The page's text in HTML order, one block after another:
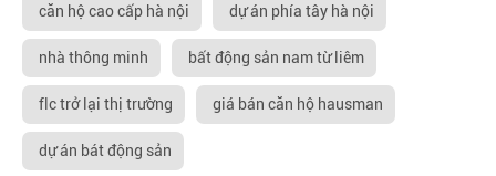
căn hộ cao cấp hà nội dự án phía tây hà nội
nhà thông minh bất động sản nam từ liêm
flc trở lại thị trường giá bán căn hộ hausman
dự án bát động sản